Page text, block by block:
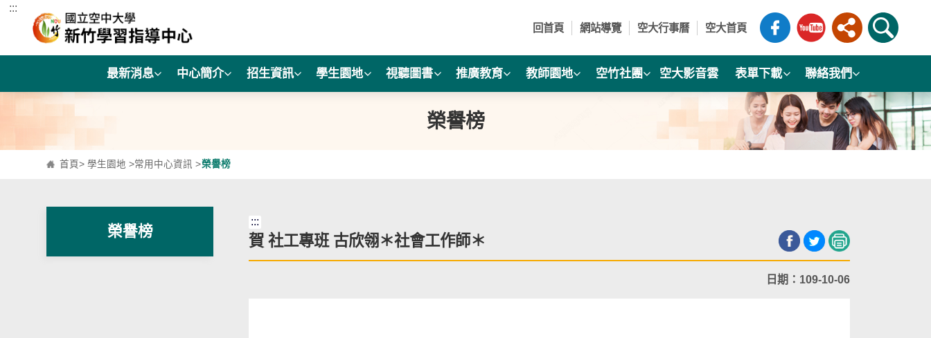
跳到主要內容區塊
:::
回首頁
網站導覽 空大行事曆 空大首頁
最新消息 中心簡介 招生資訊 學生園地 視聽圖書 推廣教育 教師園地 空竹社團 空大影音雲 表單下載 聯絡我們
榮譽榜
首頁>學生園地 >常用中心資訊 >榮譽榜
榮譽榜
:::
賀 社工專班 古欣翎＊社會工作師＊
日期：109-10-06